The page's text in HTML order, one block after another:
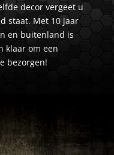
decor vergeet u
staat. Met 10 jaar
en buitenland is
klaar om een
bezorgen!